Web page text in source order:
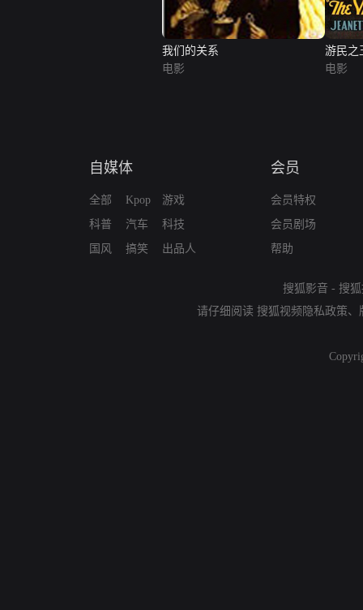
我们的关系
电影
游民之
电影
自媒体
全部
科普
国风
Kpop
汽车
搞笑
游戏
科技
出品人
会员
会员特权
会员剧场
帮助
搜狐影音 - 搜
请仔细阅读 搜狐视频隐私政策、